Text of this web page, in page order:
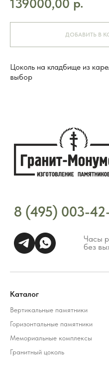
ДОБАВИТЬ В
Цоколь на кладбище из
выбор
8 (495) 003-42-92
Каталог
Вертикальные памятники
Горизонтальные памятники
Мемориальные комплексы
Гранитный цоколь